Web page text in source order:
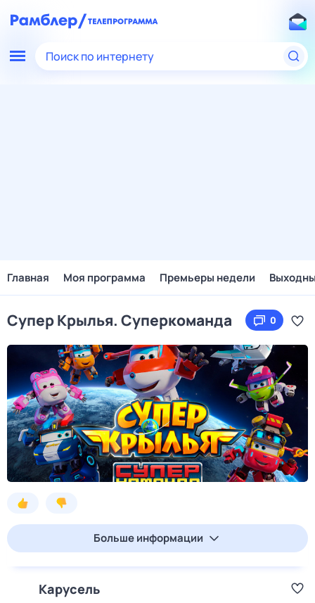
Поиск по интернету
Главная Моя программа Премьеры недели
Супер Крылья. Суперкоманда 0
Больше информации
Карусель